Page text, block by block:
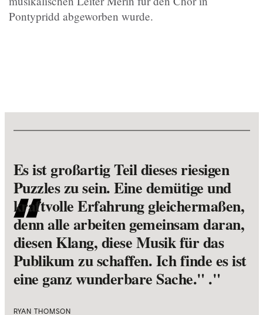
Pontypridd abgeworben wurde.
Es ist großartig Teil dieses riesigen
Puzzles zu sein. Eine demütige und
kraftvolle Erfahrung gleichermaßen,
denn alle arbeiten gemeinsam daran,
diesen Klang, diese Musik für das
Publikum zu schaffen. Ich finde es ist
eine ganz wunderbare Sache." ."
RYAN THOMSON